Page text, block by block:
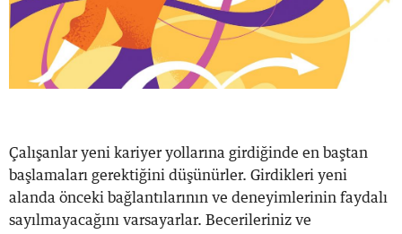
Çalışanlar yeni kariyer yollarına girdiğinde en baştan
başlamaları gerektiğini düşünürler. Girdikleri yeni
alanda önceki bağlantılarının ve deneyimlerinin faydalı
sayılmayacağını varsayarlar. Becerileriniz ve